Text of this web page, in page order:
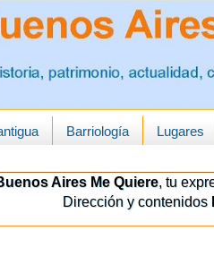
Barriología Lugares
Aires Me Quiere, tu
Dirección y contenidos